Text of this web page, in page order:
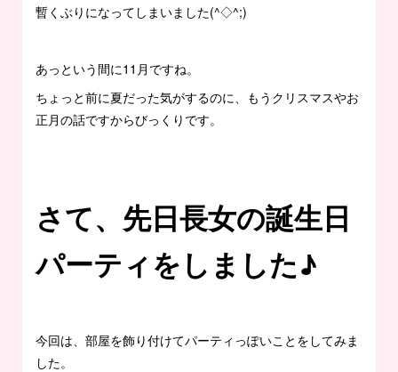
暫くぶりになってしまいました(^◇^;)
あっという間に11月ですね。
ちょっと前に夏だった気がするのに、もうクリスマスやお
正月の話ですからびっくりです。
さて、先日長女の誕生日
パーティをしました♪
今回は、部屋を飾り付けてパーティっぽいことをしてみま
した。